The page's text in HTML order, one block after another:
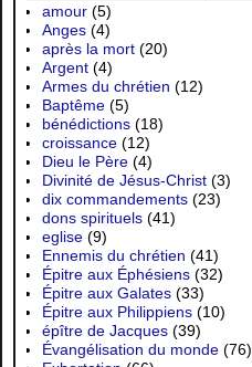
amour (5)
Anges (4)
après la mort (20)
Argent (4)
Armes du chrétien (12)
Baptême (5)
bénédictions (18)
croissance (12)
Dieu le Père (4)
Divinité de Jésus-Christ (3)
dix commandements (23)
dons spirituels (41)
eglise (9)
Ennemis du chrétien (41)
Épitre aux Éphésiens (32)
Épitre aux Galates (33)
Épitre aux Philippiens (10)
épître de Jacques (39)
Évangélisation du monde (76)